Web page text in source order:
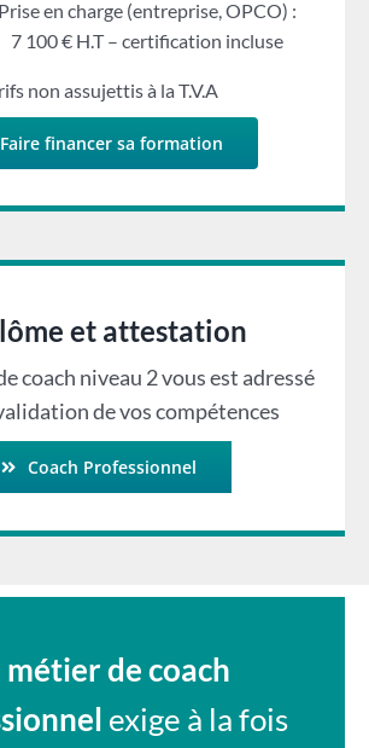
Prise en charge (entreprise, OPCO) :
7 100 € H.T – certification incluse
non assujettis à la T.V.A
Faire financer sa formation
et attestation
coach niveau 2 vous est adressé
de vos compétences
Coach Professionnel
métier de coach
exige à la fois